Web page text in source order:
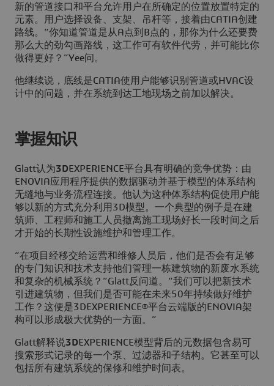
新的管道接口和平台允许用户在所确定的位置放置特定的
元素。用户选择设备、支架、吊杆等，接着由CATIA创建
路线。“你知道管道是从A点到B点的，那你为什么还要费
那么大的劲勾画路线，这工作可有软件代劳，并可能比你
做得更好？”Yee问。
他继续说，底线是CATIA使用户能够识别管道或HVAC设
计中的问题，并在系统到达工地现场之前加以解决。
掌握知识
Glatt认为3DEXPERIENCE平台具有明确的竞争优势：由
ENOVIA应用程序提供的数据驱动并基于模型的体系结构
无缝地与业务流程连接。他认为这种体系结构促使用户能
够以新的方式充分利用3D模型。一个典型的例子是在建
筑师、工程师和施工人员撤离施工现场好长一段时间之后
才开始的长期性设施维护和管理工作。
“在项目经移交给运营和维修人员后，他们是否会有足够
的专门知识和技术支持他们管理一栋建筑物的新废水系统
和复杂的机械系统？”Glatt反问道。“我们可以把新技术
引进建筑物，但我们是否可能在未来50年持续做好维护
工作？这便是3DEXPERIENCE®平台云端版的ENOVIA架
构可以形成极大优势的一方面。”
Glatt解释说3DEXPERIENCE模型背后的元数据包含易可
搜索形式记录的每一个泵、过滤器和子结构。它甚至可以
包括所有建筑系统的保修和维护时间表。